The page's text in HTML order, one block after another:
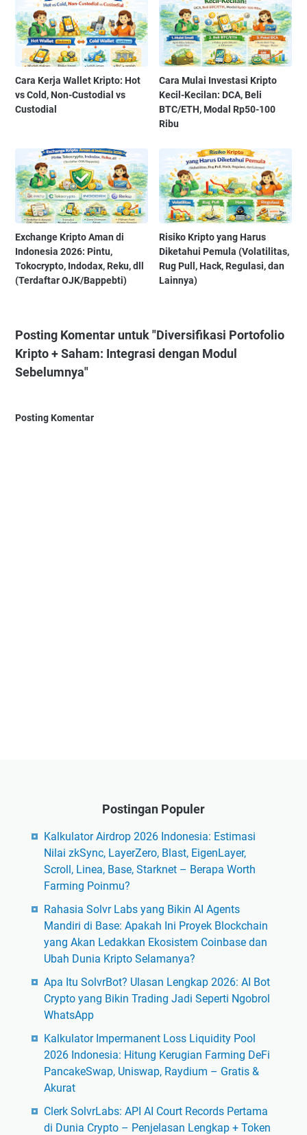
Cara Kerja Wallet Kripto: Hot
vs Cold, Non-Custodial vs
Custodial
Cara Mulai Investasi Kripto
Kecil-Kecilan: DCA, Beli
BTC/ETH, Modal Rp50-100
Ribu
Exchange Kripto Aman di
Indonesia 2026: Pintu,
Tokocrypto, Indodax, Reku, dll
(Terdaftar OJK/Bappebti)
Risiko Kripto yang Harus
Diketahui Pemula (Volatilitas,
Rug Pull, Hack, Regulasi, dan
Lainnya)
Posting Komentar untuk "Diversifikasi Portofolio
Kripto + Saham: Integrasi dengan Modul
Sebelumnya"
Posting Komentar
Postingan Populer
Kalkulator Airdrop 2026 Indonesia: Estimasi
Nilai zkSync, LayerZero, Blast, EigenLayer,
Scroll, Linea, Base, Starknet – Berapa Worth
Farming Poinmu?
Rahasia Solvr Labs yang Bikin AI Agents
Mandiri di Base: Apakah Ini Proyek Blockchain
yang Akan Ledakkan Ekosistem Coinbase dan
Ubah Dunia Kripto Selamanya?
Apa Itu SolvrBot? Ulasan Lengkap 2026: AI Bot
Crypto yang Bikin Trading Jadi Seperti Ngobrol
WhatsApp
Kalkulator Impermanent Loss Liquidity Pool
2026 Indonesia: Hitung Kerugian Farming DeFi
PancakeSwap, Uniswap, Raydium – Gratis &
Akurat
Clerk SolvrLabs: API AI Court Records Pertama
di Dunia Crypto – Penjelasan Lengkap + Token